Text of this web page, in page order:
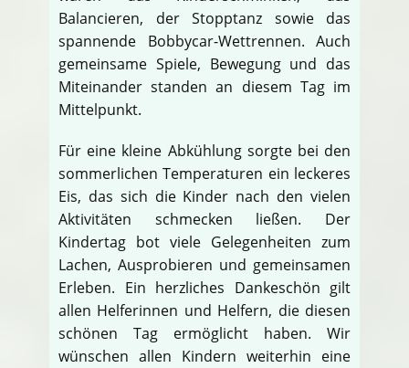
Balancieren, der Stopptanz sowie das
spannende Bobbycar-Wettrennen. Auch
gemeinsame Spiele, Bewegung und das
Miteinander standen an diesem Tag im
Mittelpunkt.
Für eine kleine Abkühlung sorgte bei den
sommerlichen Temperaturen ein leckeres
Eis, das sich die Kinder nach den vielen
Aktivitäten schmecken ließen. Der
Kindertag bot viele Gelegenheiten zum
Lachen, Ausprobieren und gemeinsamen
Erleben. Ein herzliches Dankeschön gilt
allen Helferinnen und Helfern, die diesen
schönen Tag ermöglicht haben. Wir
wünschen allen Kindern weiterhin eine